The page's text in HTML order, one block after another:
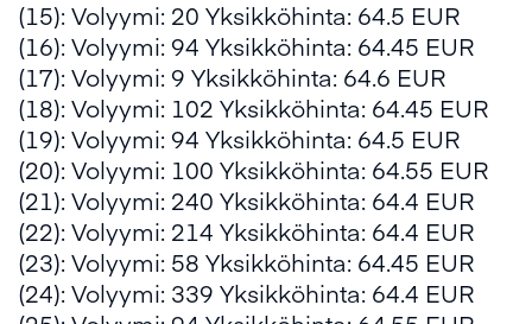
(15): Volyymi: 20 Yksikköhinta: 64.5 EUR
(16): Volyymi: 94 Yksikköhinta: 64.45 EUR
(17): Volyymi: 9 Yksikköhinta: 64.6 EUR
(18): Volyymi: 102 Yksikköhinta: 64.45 EUR
(19): Volyymi: 94 Yksikköhinta: 64.5 EUR
(20): Volyymi: 100 Yksikköhinta: 64.55 EUR
(21): Volyymi: 240 Yksikköhinta: 64.4 EUR
(22): Volyymi: 214 Yksikköhinta: 64.4 EUR
(23): Volyymi: 58 Yksikköhinta: 64.45 EUR
(24): Volyymi: 339 Yksikköhinta: 64.4 EUR